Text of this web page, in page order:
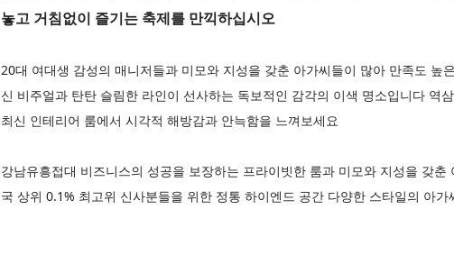
놓고 거침없이 즐기는 축제를 만끽하십시오
20대 여대생 감성의 매니저들과 미모와 지성을 갖춘 아가씨들이 많아 만족도 높
신 비주얼과 탄탄 슬림한 라인이 선사하는 독보적인 감각의 이색 명소입니다 역
최신 인테리어 룸에서 시각적 해방감과 안늑함을 느껴보세요
강남유흥접대 비즈니스의 성공을 보장하는 프라이빗한 룸과 미모와 지성을 갖
국 상위 0.1% 최고위 신사분들을 위한 정통 하이엔드 공간 다양한 스타일의 아